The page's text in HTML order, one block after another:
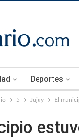
Deportes
5 Jujuy El